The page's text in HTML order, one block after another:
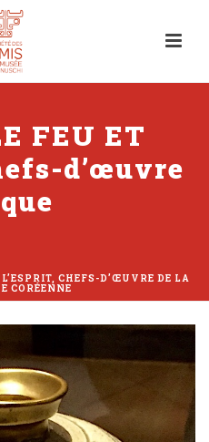
FEU ET
d’œuvre
CHEFS-D’ŒUVRE DE LA
CORÉENNE